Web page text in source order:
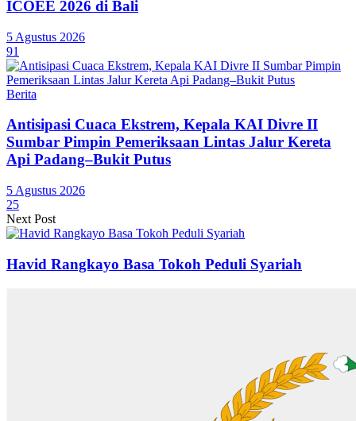
ICOEE 2026 di Bali
5 Agustus 2026
91
Berita
Antisipasi Cuaca Ekstrem, Kepala KAI Divre II
Sumbar Pimpin Pemeriksaan Lintas Jalur Kereta
Api Padang–Bukit Putus
5 Agustus 2026
25
Next Post
Havid Rangkayo Basa Tokoh Peduli Syariah